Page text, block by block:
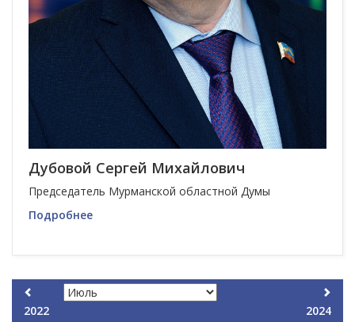
Дубовой Сергей Михайлович
Председатель Мурманской областной Думы
Подробнее
2022 2024